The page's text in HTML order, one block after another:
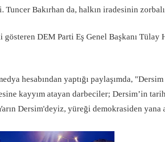
Bakırhan da, halkın iradesinin
DEM Parti Eş Genel Başkanı
hesabından yaptığı paylaşımda,
kayyım atayan darbeciler; Dersim’in
Dersim'deyiz, yüreği demokrasiden